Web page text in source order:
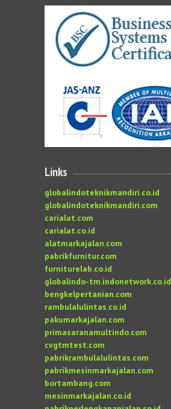
Links
globalindoteknikmandiri.co.id
globalindoteknikmandiri.com
carialat.com
carialat.co.id
alatmarkajalan.com
pabrikfurnitur.com
furniturelab.co.id
globalindo-tm.indonetwork.co.id
bengkelpertanian.com
rambulalulintas.co.id
pakumarkajalan.com
primasaranamultindo.com
cvgtmtest.com
pabrikrambulalulintas.com
pabrikmesinmarkajalan.com
bortambang.com
mesinmarkajalan.co.id